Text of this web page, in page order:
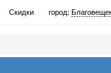
Скидки город: